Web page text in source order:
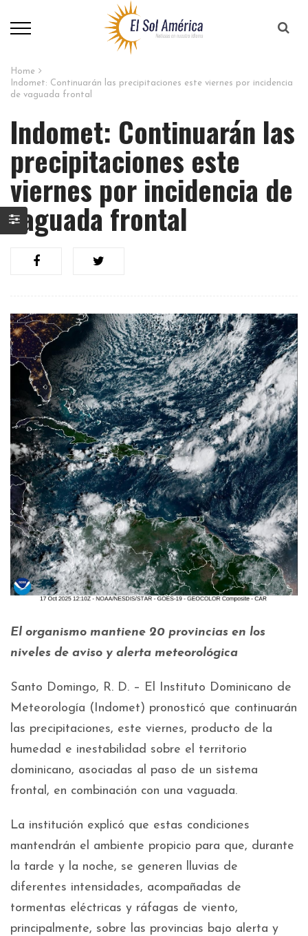
Home
Indomet: Continuarán las precipitaciones este viernes por incidencia
de vaguada frontal
Indomet: Continuarán las
precipitaciones este
viernes por incidencia de
vaguada frontal
El organismo mantiene 20 provincias en los
niveles de aviso y alerta meteorológica
Santo Domingo, R. D. – El Instituto Dominicano de
Meteorología (Indomet) pronosticó que continuarán
las precipitaciones, este viernes, producto de la
humedad e inestabilidad sobre el territorio
dominicano, asociadas al paso de un sistema
frontal, en combinación con una vaguada.
La institución explicó que estas condiciones
mantendrán el ambiente propicio para que, durante
la tarde y la noche, se generen lluvias de
diferentes intensidades, acompañadas de
tormentas eléctricas y ráfagas de viento,
principalmente, sobre las provincias bajo alerta y